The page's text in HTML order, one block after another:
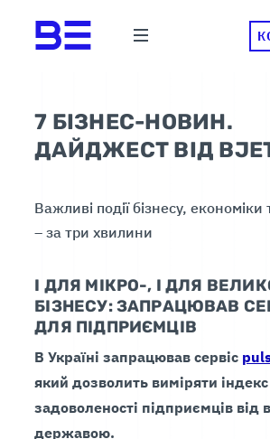
7 БІЗНЕС-НОВИН.
ДАЙДЖЕСТ ВІД
Важливі події бізнесу, економіки
– за три хвилини
І ДЛЯ МІКРО-, І ДЛЯ
БІЗНЕСУ: ЗАПРАЦЮВАВ
ДЛЯ ПІДПРИЄМЦІВ
В Україні запрацював сервіс
який дозволить виміряти індекс
задоволеності підприємців від
державою.